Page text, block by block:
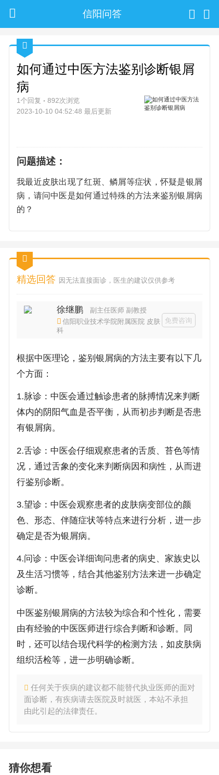
信阳问答
如何通过中医方法鉴别诊断银屑
病
1个回复
892次浏览
2023-10-10 04:52:48 最后更新
问题描述：
我最近皮肤出现了红斑、鳞屑等症状，怀疑是银屑
病，请问中医是如何通过特殊的方法来鉴别银屑病
的？
精选回答 因无法直接面诊，医生的建议仅供参考
徐继鹏
副主任医师 副教授
信阳职业技术学院附属医院 皮肤
科
免费咨询
根据中医理论，鉴别银屑病的方法主要有以下几
个方面：
1.脉诊：中医会通过触诊患者的脉搏情况来判断
体内的阴阳气血是否平衡，从而初步判断是否患
有银屑病。
2.舌诊：中医会仔细观察患者的舌质、苔色等情
况，通过舌象的变化来判断病因和病性，从而进
行鉴别诊断。
3.望诊：中医会观察患者的皮肤病变部位的颜
色、形态、伴随症状等特点来进行分析，进一步
确定是否为银屑病。
4.问诊：中医会详细询问患者的病史、家族史以
及生活习惯等，结合其他鉴别方法来进一步确定
诊断。
中医鉴别银屑病的方法较为综合和个性化，需要
由有经验的中医医师进行综合判断和诊断。同
时，还可以结合现代科学的检测方法，如皮肤病
组织活检等，进一步明确诊断。
任何关于疾病的建议都不能替代执业医师的面对
面诊断，有疾病请去医院及时就医，本站不承担
由此引起的法律责任。
猜你想看